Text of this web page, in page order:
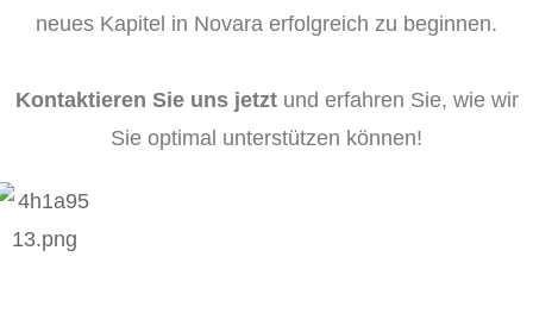
neues Kapitel in Novara erfolgreich zu beginnen.
Kontaktieren Sie uns jetztund erfahren Sie, wie wir
Sie optimal unterstützen können!